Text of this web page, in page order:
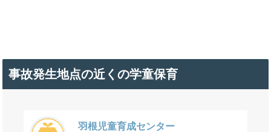
事故発生地点の近くの学童保育
羽根児童育成センター